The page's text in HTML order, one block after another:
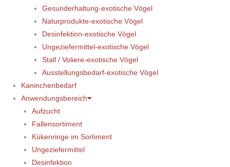
Gesunderhaltung-exotische Vögel
Naturprodukte-exotische Vögel
Desinfektion-exotische Vögel
Ungeziefermittel-exotische Vögel
Stall / Voliere-exotische Vögel
Ausstellungsbedarf-exotische Vögel
Kaninchenbedarf
Anwendungsbereich
Aufzucht
Fallensortiment
Kükenringe im Sortiment
Ungeziefermittel
Desinfektion